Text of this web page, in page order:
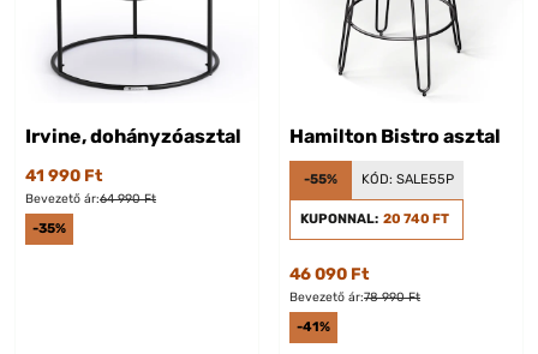
Irvine, dohányzóasztal
41 990 Ft
Bevezető ár:64 990 Ft
-35%
Hamilton Bistro asztal
-55% KÓD: SALE55P
KUPONNAL: 20 740 FT
46 090 Ft
Bevezető ár:78 990 Ft
-41%